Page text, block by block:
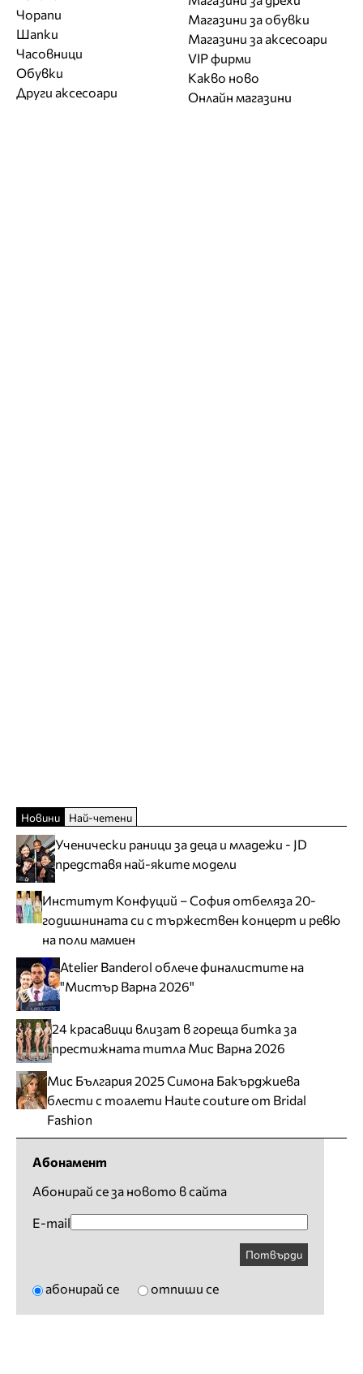
Чорапи
Шапки
Часовници
Обувки
Други аксесоари
Магазини за обувки
Магазини за aксесоари
VIP фирми
Какво ново
Онлайн магазини
Новини Най-четени
Ученически раници за деца и младежи - JD
представя най-яките модели
Институт Конфуций – София отбеляза 20-
годишнината си с тържествен концерт и ревю
на поли мамиен
Atelier Banderol облече финалистите на
"Мистър Варна 2026"
24 красавици влизат в гореща битка за
престижната титла Мис Варна 2026
Мис България 2025 Симона Бакърджиева
блести с тоалети Haute couture от Bridal
Fashion
Абонамент
Абонирай се за новото в сайта
E-mail
Потвърди
абонирай се отпиши се